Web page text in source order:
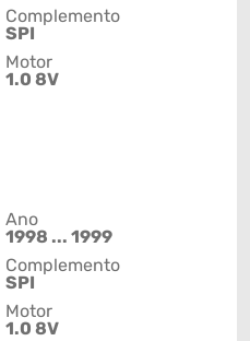
Complemento
SPI
Motor
1.0 8V
Ano
1998 ... 1999
Complemento
SPI
Motor
1.0 8V